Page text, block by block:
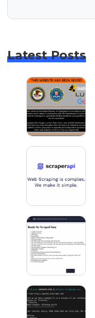
Latest Posts